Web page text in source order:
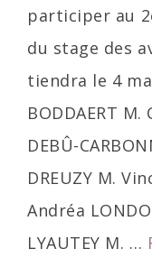
participer au
du stage des
tiendra le 4
BODDAERT
DEBÛ-
DREUZY M.
Andréa
LYAUTEY M. …